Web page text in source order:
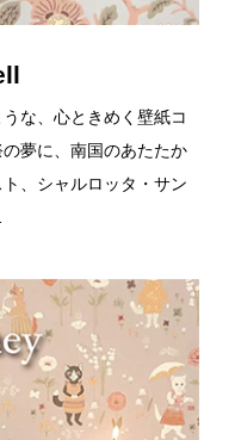
な、心ときめく壁紙コ
夢に、南国のあたたか
、シャルロッタ・サン